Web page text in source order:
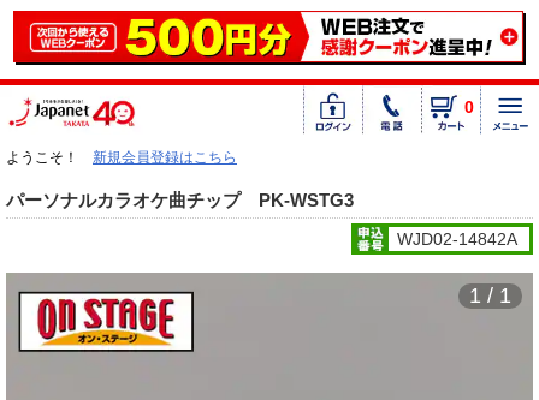
0
ようこそ！ 新規会員登録はこちら
パーソナルカラオケ曲チップ PK-WSTG3
WJD02-14842A
1 / 1